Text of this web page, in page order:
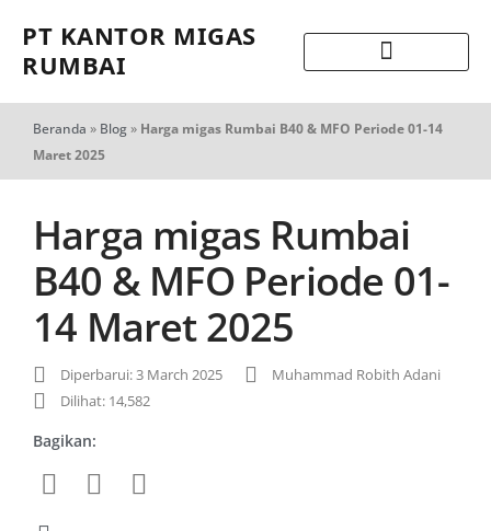
PT KANTOR MIGAS
RUMBAI
Beranda » Blog» Harga migas Rumbai B40 & MFO Periode 01-14
Maret 2025
Harga migas Rumbai
B40 & MFO Periode 01-
14 Maret 2025
Diperbarui: 3 March 2025
Muhammad Robith Adani
Dilihat: 14,582
Bagikan: